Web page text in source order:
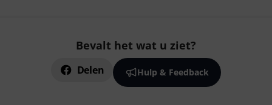
Bevalt het wat u ziet?
Delen Hulp & Feedback